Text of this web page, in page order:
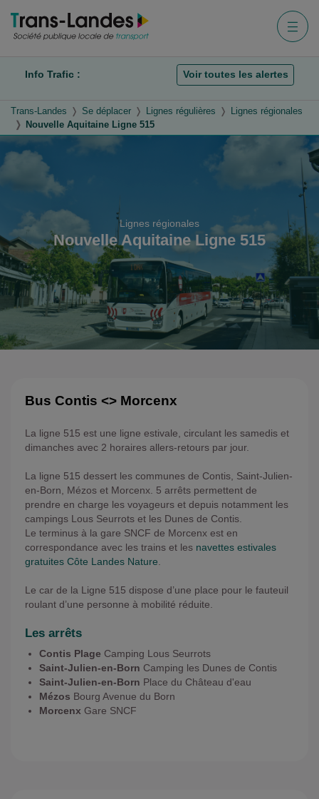
Info Trafic : Voir toutes les alertes
Trans-Landes Se déplacer Lignes régulières
Lignes régionales
Nouvelle Aquitaine Ligne 515
Lignes régionales
Nouvelle Aquitaine Ligne 515
Bus Contis <> Morcenx
La ligne 515 est une ligne estivale, circulant les samedis et
dimanches avec 2 horaires allers-retours par jour.
La ligne 515 dessert les communes de Contis, Saint-Julien-
en-Born, Mézos et Morcenx. 5 arrêts permettent de
prendre en charge les voyageurs et depuis notamment les
campings Lous Seurrots et les Dunes de Contis.
Le terminus à la gare SNCF de Morcenx est en
correspondance avec les trains et les navettes estivales
gratuites Côte Landes Nature
Le car de la Ligne 515 dispose d’une place pour le fauteuil
roulant d’une personne à mobilité réduite.
Les arrêts
Contis Plage Camping Lous Seurrots
Saint-Julien-en-Born Camping les Dunes de Contis
Saint-Julien-en-Born Place du Château d'eau
Mézos Bourg Avenue du Born
Morcenx Gare SNCF